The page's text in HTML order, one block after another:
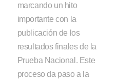
marcando un hito
importante con la
publicación de los
resultados finales de la
Prueba Nacional. Este
proceso da paso a la